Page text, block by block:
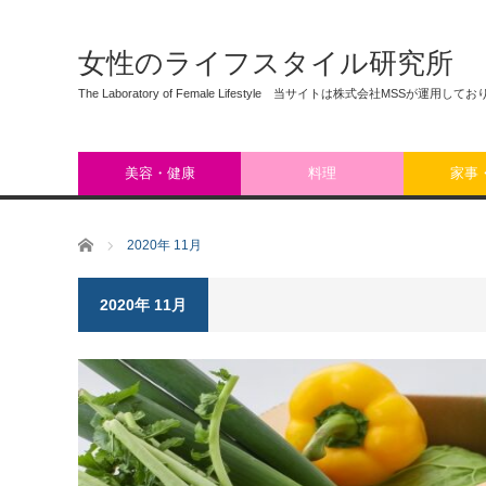
女性のライフスタイル研究所
The Laboratory of Female Lifestyle 当サイトは株式会社MSSが運用してお
美容・健康 料理 家事
ホーム 2020年 11月
2020年 11月